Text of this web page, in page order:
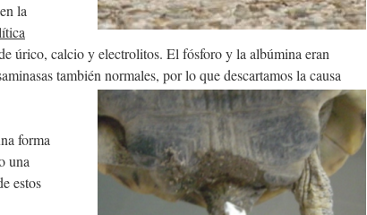
la
úrico, calcio y electrolitos. El fósforo y la albúmina eran
también normales, por lo que descartamos la causa
forma
una
estos